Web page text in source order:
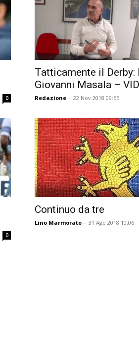
0
Tatticamente il Derby:
Giovanni Masala –
Redazione - 22 Nov 2018 09:55
0
Continuo da tre
Lino Marmorato - 31 Ago 2018 10:06